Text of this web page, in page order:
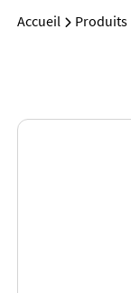
Accueil Produits